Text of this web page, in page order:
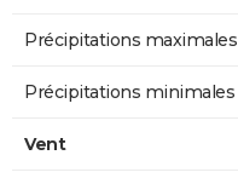
Précipitations maximales
Précipitations minimales
Vent